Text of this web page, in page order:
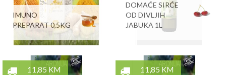
IMUNO
PREPARAT 0,5KG
DOMAĆE SIRĆE
OD DIVLJIH
JABUKA 1L
11,85 KM 11,85 KM